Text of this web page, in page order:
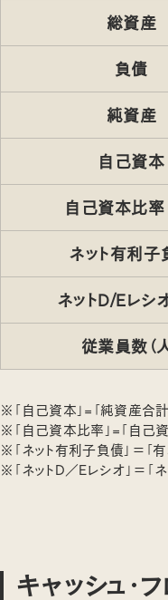
総資産
負債
純資産
自己資本
自己資本比率
ネット有利子
ネットD/Eレシオ
従業員数（人
※「自己資本」=「純資産合
※「自己資本比率」=「自己
※「ネット有利子負債」＝「
※「ネットD／Eレシオ」＝「
キャッシュ・